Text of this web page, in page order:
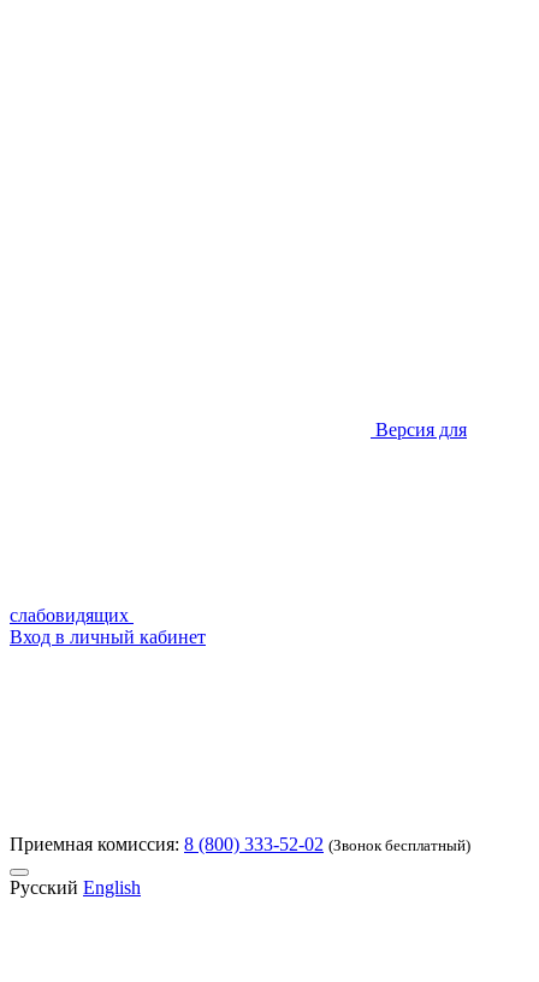
Версия для
слабовидящих
Вход в личный кабинет
Приемная комиссия: 8 (800) 333-52-02 (Звонок бесплатный)
Русский English